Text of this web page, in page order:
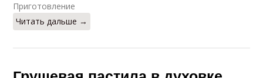
Приготовление
Читать дальше →